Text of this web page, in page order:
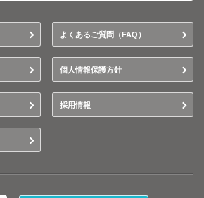
よくあるご質問（FAQ）
個人情報保護方針
採用情報